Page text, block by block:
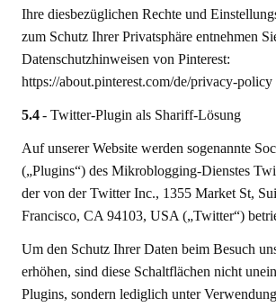
Ihre diesbezüglichen Rechte und
zum Schutz Ihrer Privatsphäre entnehmen
Datenschutzhinweisen von Pinterest:
https://about.pinterest.com/de/privacy-policy
5.4- Twitter-Plugin als Shariff-Lösung
Auf unserer Website werden sogenannte
(„Plugins“) des Mikroblogging-Dienstes
der von der Twitter Inc., 1355 Market St,
Francisco, CA 94103, USA („Twitter“)
Um den Schutz Ihrer Daten beim Besuch
erhöhen, sind diese Schaltflächen nicht
Plugins, sondern lediglich unter